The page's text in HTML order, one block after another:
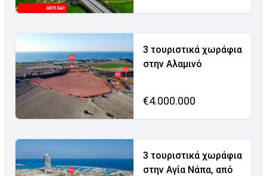
3 τουριστικά χωράφια
στην Αλαμινό
€4.000.000
3 τουριστικά χωράφια
στην Αγία Νάπα, από